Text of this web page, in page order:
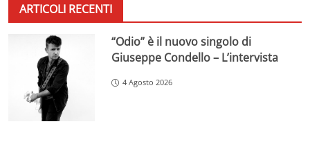
ARTICOLI RECENTI
“Odio” è il nuovo singolo di
Giuseppe Condello – L’intervista
4 Agosto 2026